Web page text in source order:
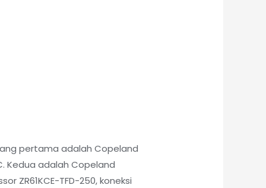
pertama adalah Copeland
Kedua adalah Copeland
ZR61KCE-TFD-250, koneksi